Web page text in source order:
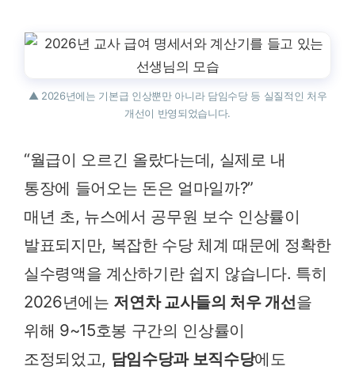
▲ 2026년에는 기본급 인상뿐만 아니라 담임수당 등 실질적인 처우
개선이 반영되었습니다.
“월급이 오르긴 올랐다는데, 실제로 내
통장에 들어오는 돈은 얼마일까?”
매년 초, 뉴스에서 공무원 보수 인상률이
발표되지만, 복잡한 수당 체계 때문에 정확한
실수령액을 계산하기란 쉽지 않습니다. 특히
2026년에는 저연차 교사들의 처우 개선을
위해 9~15호봉 구간의 인상률이
조정되었고, 담임수당과 보직수당에도